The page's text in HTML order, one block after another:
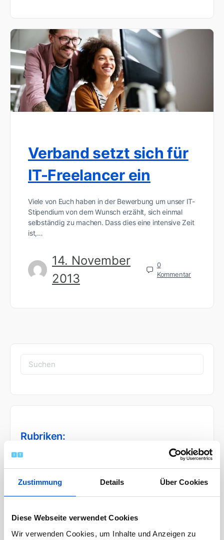
Zustimmung Details Über Cookies
Diese Webseite verwendet Cookies
Wir verwenden Cookies, um Inhalte und Anzeigen zu
Verband setzt sich für
IT-Freelancer ein
Viele von Euch haben in der Bewerbung um unser IT-
Stipendium von dem Wunsch erzählt, sich einmal
selbständig zu machen. Dass dies eine intensive Zeit
ist,…
14. November
2013
0
Kommentar
Suchen
nach:
Rubriken:
News
Ratgeber für Programmierer und
Informatiker